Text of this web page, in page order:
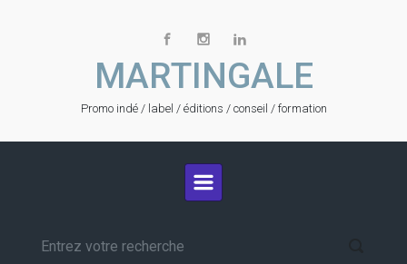
MARTINGALE
Promo indé / label / éditions / conseil / formation